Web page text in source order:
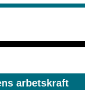
arbetskraft